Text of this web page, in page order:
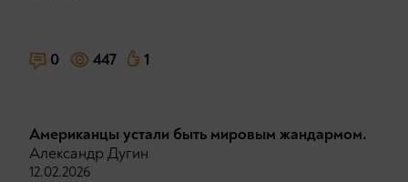
0 447 1
Американцы устали быть мировым жандармом.
Александр Дугин
12.02.2026